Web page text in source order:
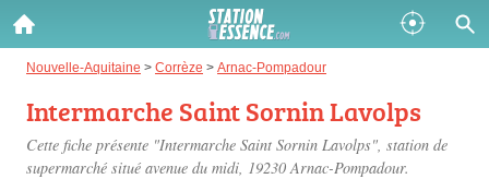
Nouvelle-Aquitaine > Corrèze > Arnac-Pompadour
Intermarche Saint Sornin Lavolps
Cette fiche présente "Intermarche Saint Sornin Lavolps", station de
supermarché situé avenue du midi, 19230 Arnac-Pompadour.
Gazole :
Disponible Épuisé
SP 98 :